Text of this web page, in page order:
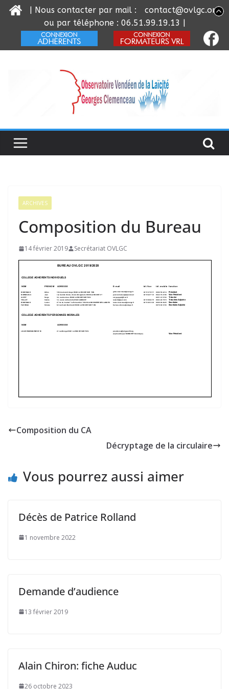
ARCHIVES
Composition du Bureau
14 février 2019 Secrétariat OVLGC
Composition du CA
Décryptage de la circulaire
Vous pourrez aussi aimer
Décès de Patrice Rolland
1 novembre 2022
Demande d’audience
13 février 2019
Alain Chiron: fiche Auduc
26 octobre 2023
| Nous contacter par mail :
contact@ovlgc.org
ou par téléphone : 06.51.99.19.13 |